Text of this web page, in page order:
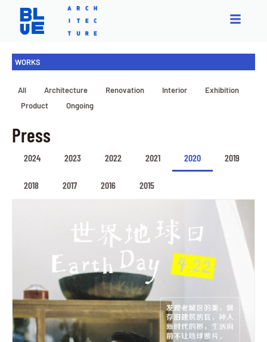
WORKS
All Architecture Renovation Interior
Exhibition
Product
Ongoing
Press
2024 2023 2022 2021 2020 2019
2018 2017 2016 2015